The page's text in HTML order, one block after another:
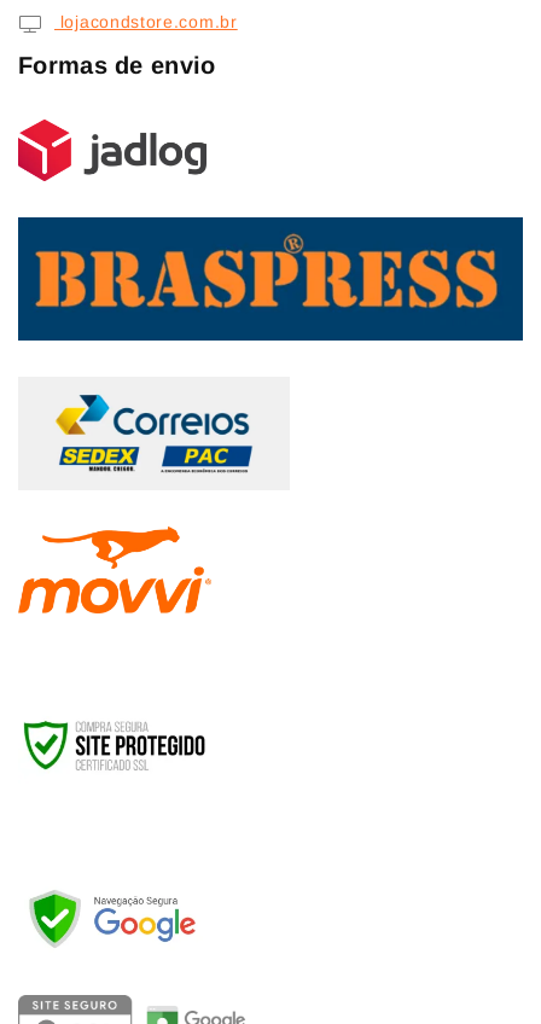
lojacondstore.com.br
Formas de envio